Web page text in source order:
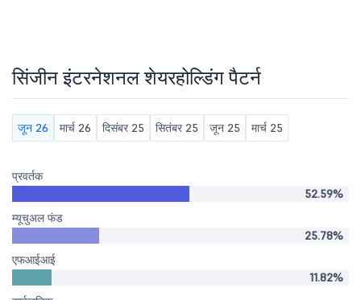
सिंजीन इंटरनेशनल शेयरहोल्डिंग पैटर्न
जून 26 मार्च 26 दिसंबर 25 सितंबर 25 जून 25 मार्च 25
प्रवर्तक
52.59%
म्यूचुअल फंड
25.78%
एफआईआई
11.82%